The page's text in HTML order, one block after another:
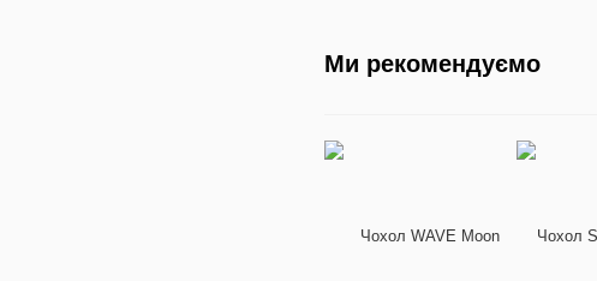
Ми рекомендуємо